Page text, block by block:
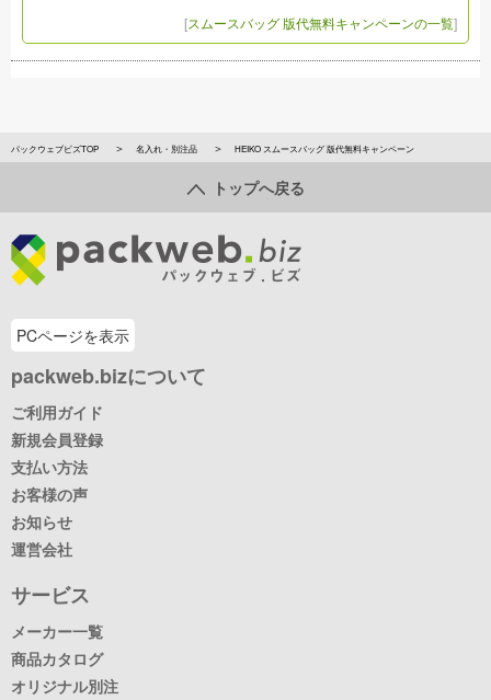
[スムースバッグ 版代無料キャンペーンの一覧]
パックウェブビズTOP 名入れ・別注品 HEIKO スムースバッグ 版代無料キャンペーン
トップへ戻る
PCページを表示
packweb.bizについて
ご利用ガイド
新規会員登録
支払い方法
お客様の声
お知らせ
運営会社
サービス
メーカー一覧
商品カタログ
オリジナル別注